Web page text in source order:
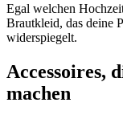
Egal welchen
Brautkleid, das deine
widerspiegelt.
Accessoires,
machen